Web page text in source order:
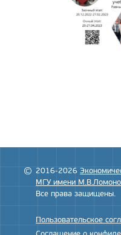
2016-2026
МГУ имени
Все права защищены.
Пользовательское